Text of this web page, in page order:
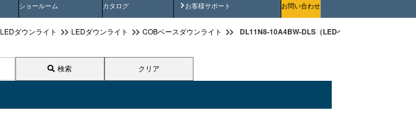
ショールーム カタログ お客様サポート
安全にご使用いただくためにお問い合わせ
LEDダウンライト LEDダウンライト COBベースダウンライト DL11N8-10A4BW-DLS（LEDベースダウンライト
検索 クリア